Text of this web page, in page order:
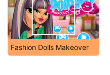
Fashion Dolls Makeover